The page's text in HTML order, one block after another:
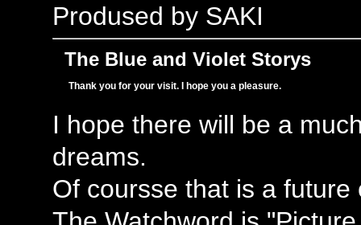
Prodused by SAKI
The Blue and Violet Storys
Thank you for your visit. I hope you a pleasure.
I hope there will be a
dreams.
Of coursse that is a future